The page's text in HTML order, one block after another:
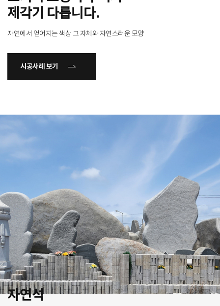
제각기 다릅니다.
자연에서 얻어지는 색상 그 자체와 자연스러운 모양
시공사례 보기
자연석